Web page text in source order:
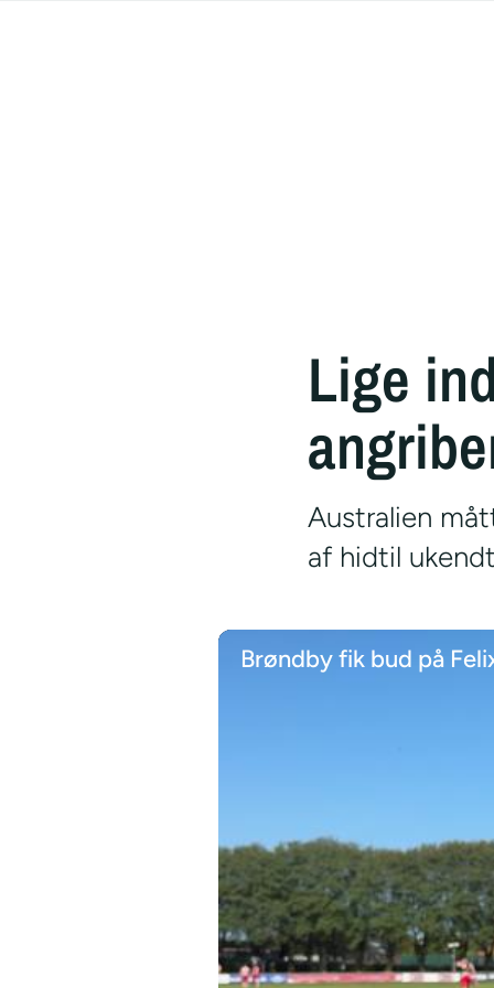
Lige
Australien
af hidtil
Brøndby fik bud på